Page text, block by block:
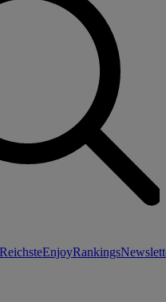
ReichsteEnjoyRankings